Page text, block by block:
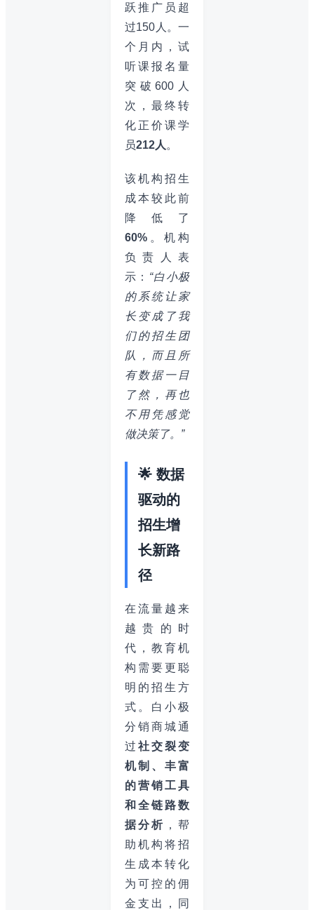
跃推广员超
过150人。一
个月内，试
听课报名量
突破600人
次，最终转
化正价课学
员212人 。
该机构招生
成本较此前
降低了
60% 。机构
负责人表
示： “白小极
的系统让家
长变成了我
们的招生团
队，而且所
有数据一目
了然，再也
不用凭感觉
做决策了。”
🌟 数据
驱动的
招生增
长新路
径
在流量越来
越贵的时
代，教育机
构需要更聪
明的招生方
式。白小极
分销商城通
过 社交裂变
机制、丰富
的营销工具
和全链路数
据分析 ，帮
助机构将招
生成本转化
为可控的佣
金支出，同